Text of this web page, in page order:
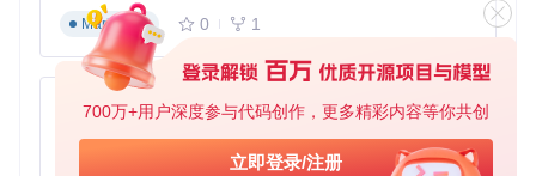
700万+用户深度参与代码创作，更多精彩内容等你共创
立即登录/注册
备份过程分为四个阶段：
安全认证：终端显示动态二维码，使用手机QQ扫码授权
参数配置：选择备份范围（全量/增量）、时间区间与存储
Markdown
0 1
py-xiaozhi
基于Python的Xiaozhi AI，适用于想要完整Xiaozhi体验而无需拥有专用硬件的用户。